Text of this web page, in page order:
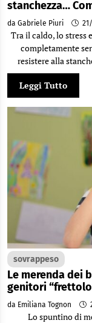
stanchezza…
da Gabriele Piuri
Tra il caldo, lo stress
completamente
resistere alla
Leggi Tutto
sovrappeso
Le merenda dei
genitori
da Emiliana Tognon
Lo spuntino di